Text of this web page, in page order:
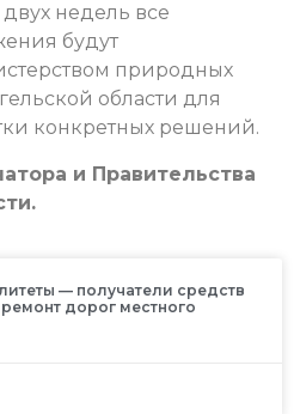
недель все
будут
природных
области для
конкретных решений.
и Правительства
— получатели средств
дорог местного